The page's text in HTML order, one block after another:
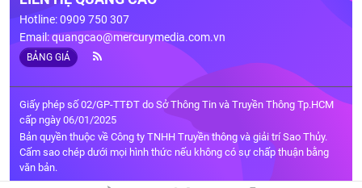
Hotline: 0909 750 307
Email:quangcao@mercurymedia.com.vn
BẢNG GIÁ
Giấy phép số 02/GP-TTĐT do Sở Thông Tin và Truyền Thông Tp.HCM
cấp ngày 06/01/2025
Bản quyền thuộc về Công ty TNHH Truyền thông và giải trí Sao Thủy.
Cấm sao chép dưới mọi hình thức nếu không có sự chấp thuận bằng
văn bản.